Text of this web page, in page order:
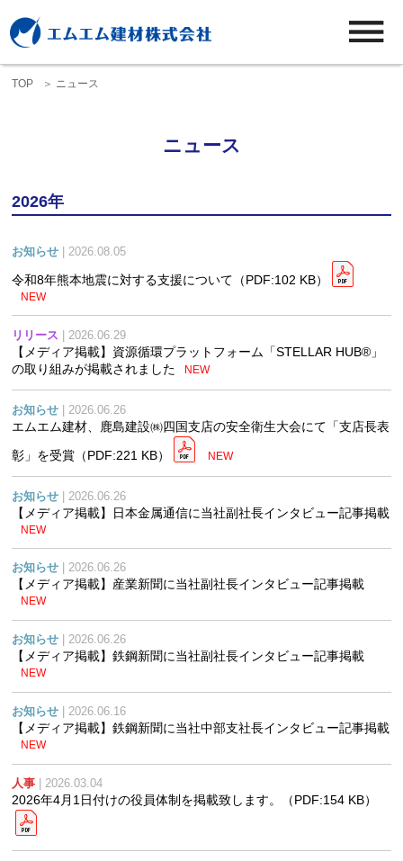
TOP ニュース
ニュース
2026年
お知らせ | 2026.08.05
令和8年熊本地震に対する支援について （PDF:102 KB）
NEW
リリース | 2026.06.29
【メディア掲載】資源循環プラットフォーム「STELLAR HUB®」
の取り組みが掲載されました
NEW
お知らせ | 2026.06.26
エムエム建材、鹿島建設㈱四国支店の安全衛生大会にて「支店長表
彰」を受賞 （PDF:221 KB） NEW
お知らせ | 2026.06.26
【メディア掲載】日本金属通信に当社副社長インタビュー記事掲載
NEW
お知らせ | 2026.06.26
【メディア掲載】産業新聞に当社副社長インタビュー記事掲載
NEW
お知らせ | 2026.06.26
【メディア掲載】鉄鋼新聞に当社副社長インタビュー記事掲載
NEW
お知らせ | 2026.06.16
【メディア掲載】鉄鋼新聞に当社中部支社長インタビュー記事掲載
NEW
人事 | 2026.03.04
2026年4月1日付けの役員体制を掲載致します。 （PDF:154 KB）